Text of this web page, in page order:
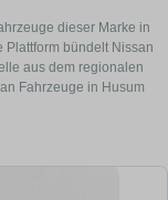
dieser Marke in
bündelt Nissan
aus dem regionalen
Fahrzeuge in Husum